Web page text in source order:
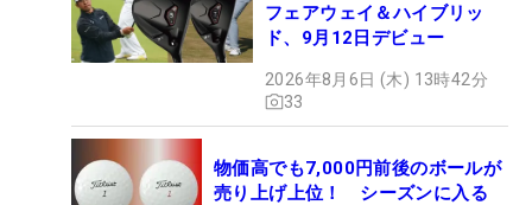
フェアウェイ＆ハイブリッ
ド、9月12日デビュー
2026年8月6日 (木) 13時42分
33
物価高でも7,000円前後のボールが
売り上げ上位！ シーズンに入る